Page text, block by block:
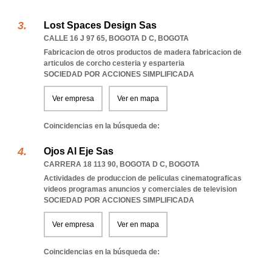
Lost Spaces Design Sas
CALLE 16 J 97 65, BOGOTA D C, BOGOTA
Fabricacion de otros productos de madera fabricacion de
articulos de corcho cesteria y esparteria
SOCIEDAD POR ACCIONES SIMPLIFICADA
Ver empresa Ver en mapa
Coincidencias en la búsqueda de:
Ojos Al Eje Sas
CARRERA 18 113 90, BOGOTA D C, BOGOTA
Actividades de produccion de peliculas cinematograficas
videos programas anuncios y comerciales de television
SOCIEDAD POR ACCIONES SIMPLIFICADA
Ver empresa Ver en mapa
Coincidencias en la búsqueda de: